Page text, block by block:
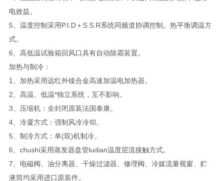
电效益。
5、温度控制采用P.I.D＋S.S.R系统同频道协调控制。热平衡调温方
式。
6、高低温试验箱回风口具有自动除霜装置。
加热与制冷：
1、加热采用远红外镍合金高速加温电加热器。
2、高温、低温*独立系统，互不影响。
3、压缩机：全封闭原装法国泰康。
4、冷凝方式：强制风冷冷却。
5、制冷方式：单(双)机制冷。
6、chushi采用蒸发器盘管ludian温度层流接触方式。
7、电磁阀、油分离器、干燥过滤器、修理阀、冷媒流量视窗、贮
液筒均采用进口原装件。